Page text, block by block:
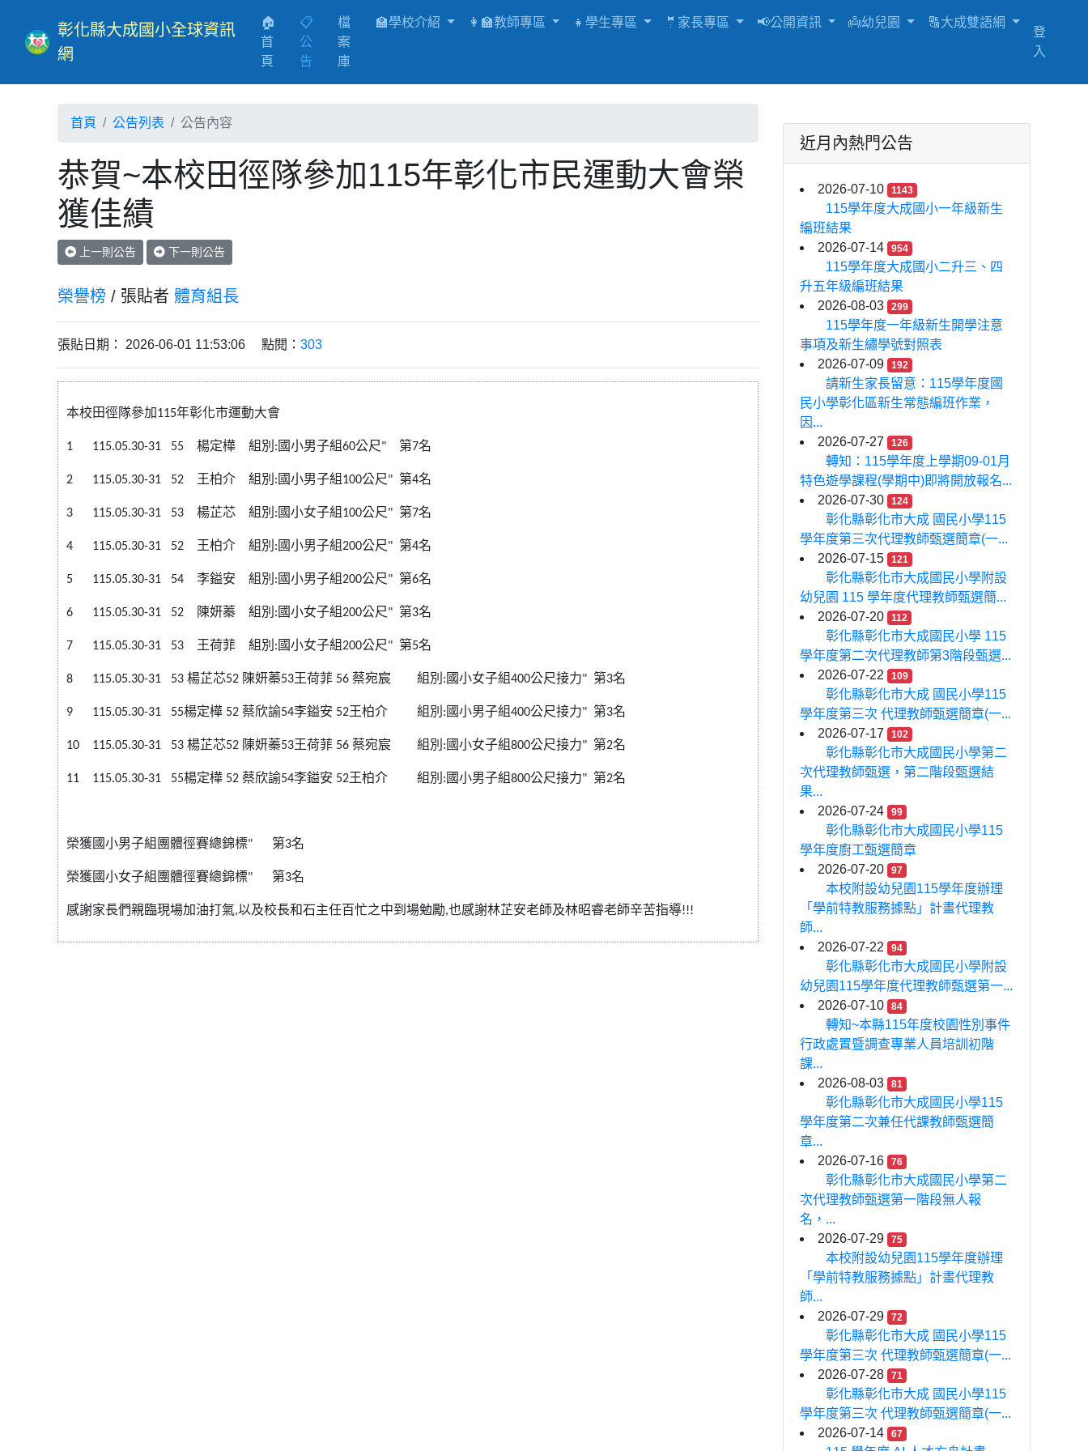
彰化縣大成國小全球資訊
網
🏠
首
頁 (current)
📋
公
告
檔
案
庫
🏫學校介紹 👩‍🏫教師專區 👧學生專區 🤵家長專區 📢公開資訊 👼幼兒園 🔠大成雙語網
登
入
首頁 公告列表 公告內容
恭賀~本校田徑隊參加115年彰化市民運動大會榮
獲佳績
上一則公告 下一則公告
榮譽榜 / 張貼者 體育組長
張貼日期： 2026-06-01 11:53:06 點閱： 303
本校田徑隊參加115年彰化市運動大會
1 115.05.30-31 55 楊定樺 組別 : 國小男子組60公尺" 第7名
2 115.05.30-31 52 王柏介 組別 : 國小男子組100公尺" 第4名
3 115.05.30-31 53 楊芷芯 組別 : 國小女子組100公尺" 第7名
4 115.05.30-31 52 王柏介 組別 : 國小男子組200公尺" 第4名
5 115.05.30-31 54 李鎰安 組別 : 國小男子組200公尺" 第6名
6 115.05.30-31 52 陳妍蓁 組別 : 國小女子組200公尺" 第3名
7 115.05.30-31 53 王荷菲 組別 : 國小女子組200公尺" 第5名
8 115.05.30-31 53 楊芷芯52 陳妍蓁53王荷菲 56 蔡宛宸 組別 : 國小女子組400公尺接力" 第3名
9 115.05.30-31 55楊定樺 52 蔡欣諭54李鎰安 52王柏介 組別 : 國小男子組400公尺接力" 第3名
10 115.05.30-31 53 楊芷芯52 陳妍蓁53王荷菲 56 蔡宛宸 組別 : 國小女子組800公尺接力" 第2名
11 115.05.30-31 55楊定樺 52 蔡欣諭54李鎰安 52王柏介 組別 : 國小男子組800公尺接力" 第2名
榮獲國小男子組團體徑賽總錦標" 第3名
榮獲國小女子組團體徑賽總錦標" 第3名
感謝家長們親臨現場加油打氣,以及校長和石主任百忙之中到場勉勵,也感謝林芷安老師及林昭睿老師辛苦指導!!!
近月內熱門公告
2026-07-10 1143
115學年度大成國小一年級新生
編班結果
2026-07-14
954
115學年度大成國小二升三、四
升五年級編班結果
2026-08-03
299
115學年度一年級新生開學注意
事項及新生繡學號對照表
2026-07-09
192
請新生家長留意：115學年度國
民小學彰化區新生常態編班作業，
因...
2026-07-27
126
轉知：115學年度上學期09-01月
特色遊學課程(學期中)即將開放報名...
2026-07-30
124
彰化縣彰化市大成 國民小學115
學年度第三次代理教師甄選簡章(一...
2026-07-15
121
彰化縣彰化市大成國民小學附設
幼兒園 115 學年度代理教師甄選簡...
2026-07-20
112
彰化縣彰化市大成國民小學 115
學年度第二次代理教師第3階段甄選...
2026-07-22
109
彰化縣彰化市大成 國民小學115
學年度第三次 代理教師甄選簡章(一...
2026-07-17
102
彰化縣彰化市大成國民小學第二
次代理教師甄選，第二階段甄選結
果...
2026-07-24
99
彰化縣彰化市大成國民小學115
學年度廚工甄選簡章
2026-07-20
97
本校附設幼兒園115學年度辦理
「學前特教服務據點」計畫代理教
師...
2026-07-22
94
彰化縣彰化市大成國民小學附設
幼兒園115學年度代理教師甄選第一...
2026-07-10
84
轉知~本縣115年度校園性別事件
行政處置暨調查專業人員培訓初階
課...
2026-08-03
81
彰化縣彰化市大成國民小學115
學年度第二次兼任代課教師甄選簡
章...
2026-07-16
76
彰化縣彰化市大成國民小學第二
次代理教師甄選第一階段無人報
名，...
2026-07-29
75
本校附設幼兒園115學年度辦理
「學前特教服務據點」計畫代理教
師...
2026-07-29
72
彰化縣彰化市大成 國民小學115
學年度第三次 代理教師甄選簡章(一...
2026-07-28
71
彰化縣彰化市大成 國民小學115
學年度第三次 代理教師甄選簡章(一...
2026-07-14
67